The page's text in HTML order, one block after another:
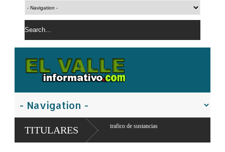
TITULARES
ppresunto trafico de sustancias